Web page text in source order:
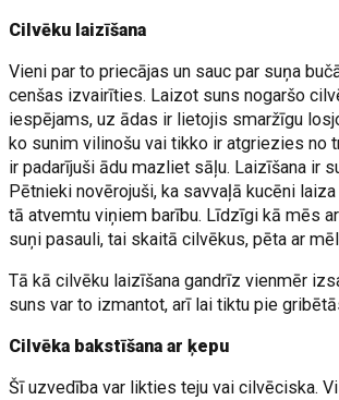
Cilvēku laizīšana
Vieni par to priecājas un sauc par suņa
cenšas izvairīties. Laizot suns nogaršo
iespējams, uz ādas ir lietojis smaržīgu
ko sunim vilinošu vai tikko ir atgriezies no
ir padarījuši ādu mazliet sāļu. Laizīšana ir
Pētnieki novērojuši, ka savvaļā kucēni
tā atvemtu viņiem barību. Līdzīgi kā mēs
suņi pasauli, tai skaitā cilvēkus, pēta ar
Tā kā cilvēku laizīšana gandrīz vienmēr
suns var to izmantot, arī lai tiktu pie
Cilvēka bakstīšana ar ķepu
Šī uzvedība var likties teju vai cilvēciska.